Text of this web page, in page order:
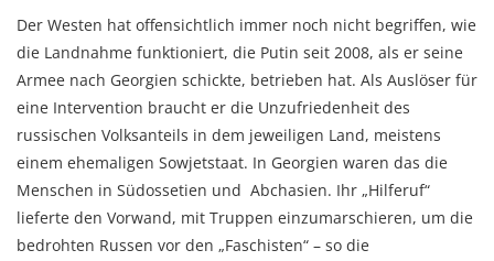
Der Westen hat offensichtlich immer noch nicht begriffen, wie
die Landnahme funktioniert, die Putin seit 2008, als er seine
Armee nach Georgien schickte, betrieben hat. Als Auslöser für
eine Intervention braucht er die Unzufriedenheit des
russischen Volksanteils in dem jeweiligen Land, meistens
einem ehemaligen Sowjetstaat. In Georgien waren das die
Menschen in Südossetien und Abchasien. Ihr „Hilferuf“
lieferte den Vorwand, mit Truppen einzumarschieren, um die
bedrohten Russen vor den „Faschisten“ – so die